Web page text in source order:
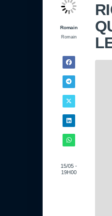
Romain
Romain
15/05 -
19H00